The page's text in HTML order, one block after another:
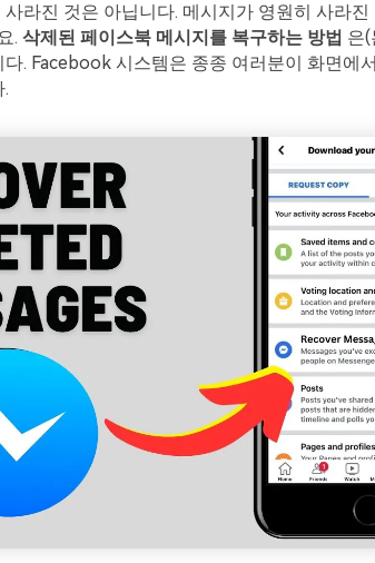
라진 것은 아닙니다. 메시지가 영원히 사라진
. 삭제된 페이스북 메시지를 복구하는 방법 은
. Facebook 시스템은 종종 여러분이 화면에